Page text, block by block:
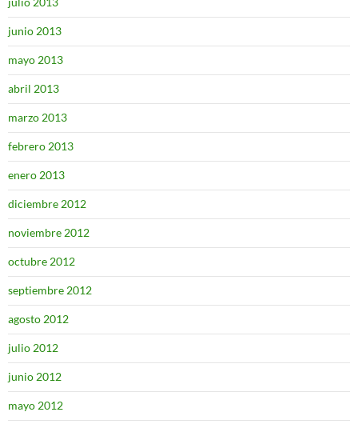
junio 2013
mayo 2013
abril 2013
marzo 2013
febrero 2013
enero 2013
diciembre 2012
noviembre 2012
octubre 2012
septiembre 2012
agosto 2012
julio 2012
junio 2012
mayo 2012